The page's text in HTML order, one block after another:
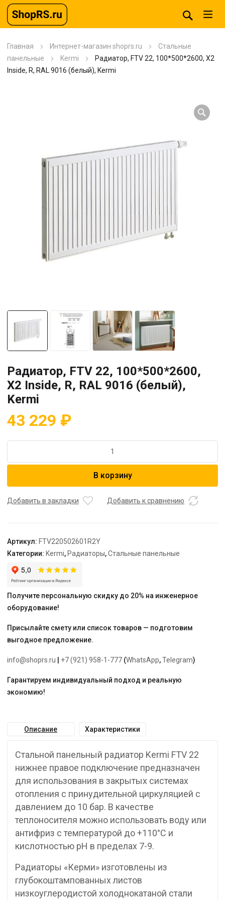
Главная Интернет-магазин shoprs.ru
Стальные
панельные
Kermi
Радиатор, FTV 22, 100*500*2600, X2
Inside, R, RAL 9016 (белый), Kermi
Радиатор, FTV 22, 100*500*2600,
X2 Inside, R, RAL 9016 (белый),
Kermi
43 229 ₽
Радиатор,
100*500*2600,
RAL
9016
(белый),
Kermi
В корзину
Добавить в закладки Добавить к сравнению
Артикул: FTV220502601R2Y
Категории: Kermi, Радиаторы,Стальные панельные
Получите персональную скидку до 20% на инженерное
оборудование!
Присылайте смету или список товаров — подготовим
выгодное предложение.
info@shoprs.ru +7 (921) 958-1-777 (WhatsApp,Telegram)
Гарантируем индивидуальный подход и реальную
экономию!
Описание Характеристики
Стальной панельный радиатор Kermi FTV 22
нижнее правое подключение предназначен
для использования в закрытых системах
отопления с принудительной циркуляцией с
давлением до 10 бар. В качестве
теплоносителя можно использовать воду или
антифриз с температурой до +110°C и
кислотностью pH в пределах 7-9.
Радиаторы «Керми» изготовлены из
глубокоштампованных листов
низкоуглеродистой холоднокатаной стали